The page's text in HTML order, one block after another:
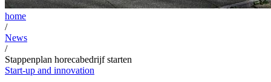
home
/
News
/
Stappenplan horecabedrijf starten
Start-up and innovation